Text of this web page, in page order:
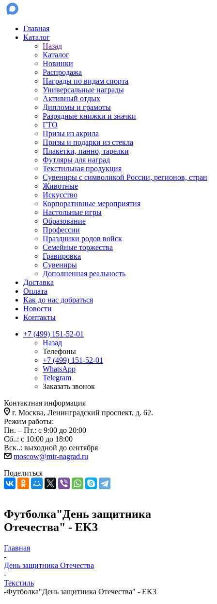
Главная
Каталог
Назад
Каталог
Новинки
Распродажа
Награды по видам спорта
Универсальные награды
Активный отдых
Дипломы и грамоты
Разрядные книжки и значки
ГТО
Призы из акрила
Призы и подарки из стекла
Плакетки, панно, тарелки
Футляры для наград
Текстильная продукция
Сувениры с символикой России, регионов, стран
Животные
Искусство
Корпоративные мероприятия
Настольные игры
Образование
Профессии
Праздники родов войск
Семейные торжества
Гравировка
Сувениры
Дополненная реальность
Доставка
Оплата
Как до нас добраться
Новости
Контакты
+7 (499) 151-52-01
Назад
Телефоны
+7 (499) 151-52-01
WhatsApp
Telegram
Заказать звонок
Контактная информация
г. Москва, Ленинградский проспект, д. 62.
Режим работы:
Пн. – Пт.: с 9:00 до 20:00
Сб..: с 10:00 до 18:00
Вск..: выходной до сентября
moscow@mir-nagrad.ru
Поделиться
Футболка"День защитника
Отечества" - EK3
Главная
-
День защитника Отечества
-
Текстиль
-Футболка"День защитника Отечества" - EK3